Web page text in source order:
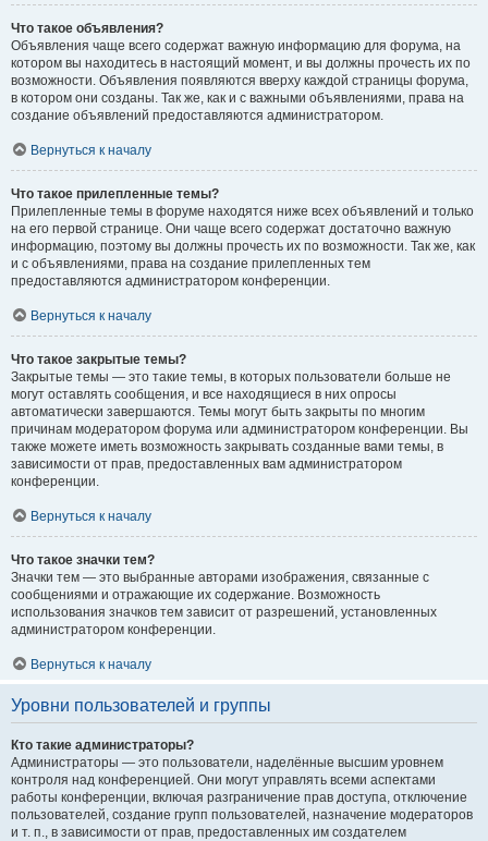
Что такое объявления?
Объявления чаще всего содержат важную информацию для форума, на
котором вы находитесь в настоящий момент, и вы должны прочесть их по
возможности. Объявления появляются вверху каждой страницы форума,
в котором они созданы. Так же, как и с важными объявлениями, права на
создание объявлений предоставляются администратором.
Вернуться к началу
Что такое прилепленные темы?
Прилепленные темы в форуме находятся ниже всех объявлений и только
на его первой странице. Они чаще всего содержат достаточно важную
информацию, поэтому вы должны прочесть их по возможности. Так же, как
и с объявлениями, права на создание прилепленных тем
предоставляются администратором конференции.
Вернуться к началу
Что такое закрытые темы?
Закрытые темы — это такие темы, в которых пользователи больше не
могут оставлять сообщения, и все находящиеся в них опросы
автоматически завершаются. Темы могут быть закрыты по многим
причинам модератором форума или администратором конференции. Вы
также можете иметь возможность закрывать созданные вами темы, в
зависимости от прав, предоставленных вам администратором
конференции.
Вернуться к началу
Что такое значки тем?
Значки тем — это выбранные авторами изображения, связанные с
сообщениями и отражающие их содержание. Возможность
использования значков тем зависит от разрешений, установленных
администратором конференции.
Вернуться к началу
Уровни пользователей и группы
Кто такие администраторы?
Администраторы — это пользователи, наделённые высшим уровнем
контроля над конференцией. Они могут управлять всеми аспектами
работы конференции, включая разграничение прав доступа, отключение
пользователей, создание групп пользователей, назначение модераторов
и т. п., в зависимости от прав, предоставленных им создателем